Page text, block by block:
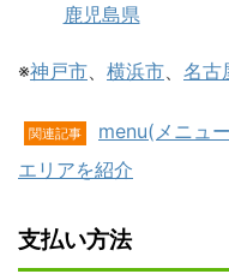
鹿児島県
※神戸市 横浜市 名古
関連記事
menu(メニュ
エリアを紹介
支払い方法